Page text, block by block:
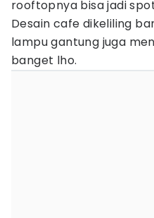
rooftopnya bisa jadi
Desain cafe dikeliling
lampu gantung juga
banget lho.